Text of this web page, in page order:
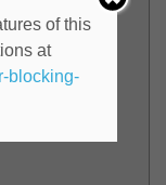
of this
at
blocking-